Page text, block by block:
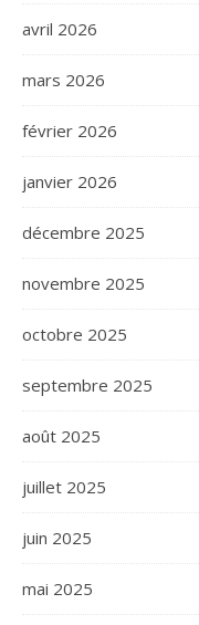
avril 2026
mars 2026
février 2026
janvier 2026
décembre 2025
novembre 2025
octobre 2025
septembre 2025
août 2025
juillet 2025
juin 2025
mai 2025